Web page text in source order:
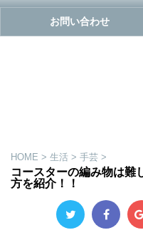
お問い合わせ
HOME > 生活 > 手芸 >
コースターの編み物は難
方を紹介！！